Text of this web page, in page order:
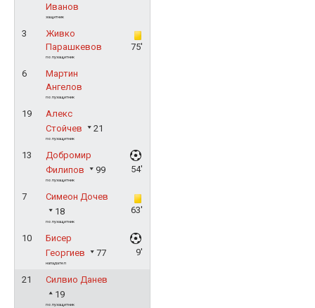
Иванов
защитник
3
Живко
Парашкевов
полузащитник
75'
6
Мартин
Ангелов
полузащитник
19
Алекс
Стойчев
21
полузащитник
13
Добромир
Филипов
99
полузащитник
54'
7
Симеон Дочев
18
полузащитник
63'
10
Бисер
Георгиев
77
нападател
9'
21
Силвио Данев
19
полузащитник